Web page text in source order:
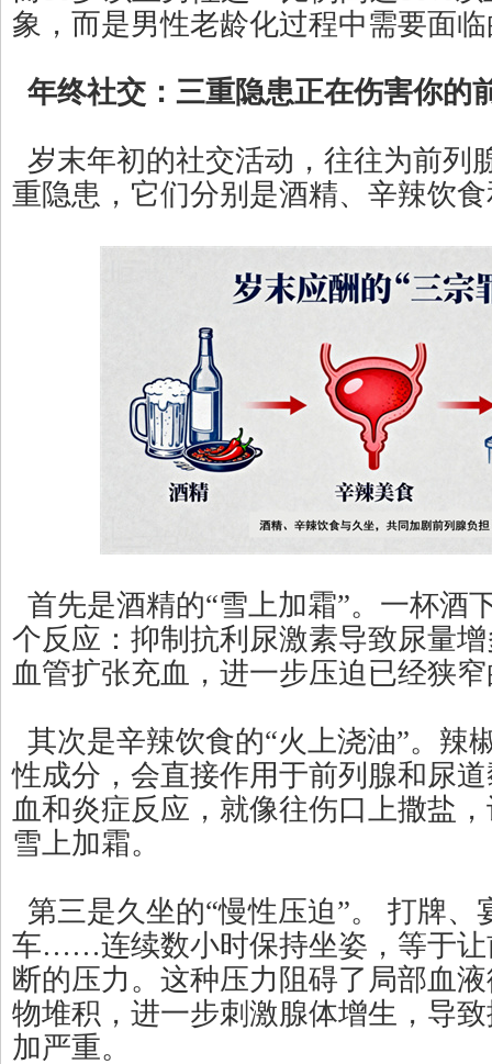
象，而是男性老龄化过程中需要面
年终社交：三重隐患正在伤害你的
岁末年初的社交活动，往往为前列
重隐患，它们分别是酒精、辛辣饮
首先是酒精的“雪上加霜”。一杯酒
个反应：抑制抗利尿激素导致尿量
血管扩张充血，进一步压迫已经狭
其次是辛辣饮食的“火上浇油”。辣
性成分，会直接作用于前列腺和尿
血和炎症反应，就像往伤口上撒盐
雪上加霜。
第三是久坐的“慢性压迫”。 打牌、
车……连续数小时保持坐姿，等于让
断的压力。这种压力阻碍了局部血
物堆积，进一步刺激腺体增生，导
加严重。